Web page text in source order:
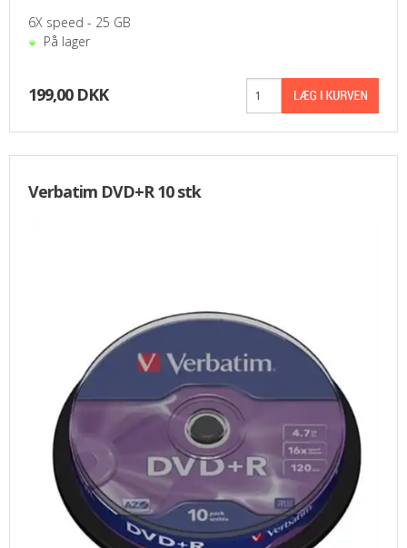
6X speed - 25 GB
På lager
199,00 DKK
Verbatim DVD+R 10 stk